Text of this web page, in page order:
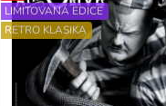
LIMITOVANÁ EDICE
RETRO KLASIKA